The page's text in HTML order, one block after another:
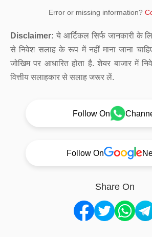
Error or missing information?
Disclaimer: ये आर्टिकल सिर्फ जानकारी के
से निवेश सलाह के रूप में नहीं माना जाना
जोखिम पर आधारित होता है. शेयर बाजार में
वित्तीय सलाहकार से सलाह जरूर लें.
Follow On
Follow On
Share On